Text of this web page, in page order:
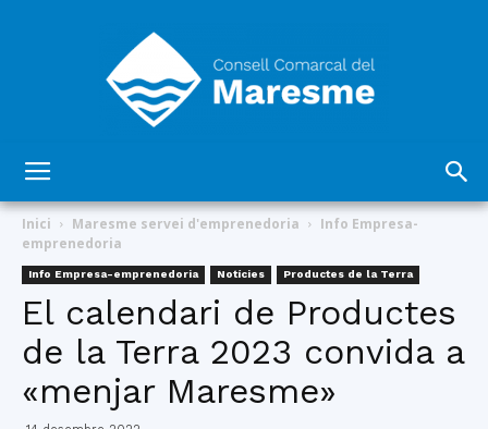
Comarcal
del
Inici Maresme servei d'emprenedoria
Info Empresa-
emprenedoria
Info Empresa-emprenedoria Notícies Productes de la Terra
El calendari de Productes
de la Terra 2023 convida a
«menjar Maresme»